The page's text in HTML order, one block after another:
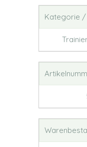
Kategorie /